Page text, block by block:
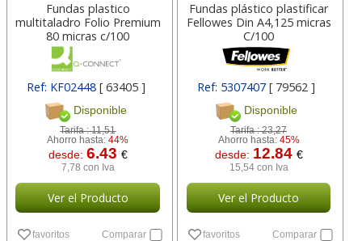
Fundas plastico
multitaladro Folio Premium
80 micras c/100
Ref: KF02448 [ 63405 ]
Disponible
Tarifa :11,51
Ahorro hasta:44%
desde: 6.43 €
7,78 con Iva
Ver el Producto
favoritos Comparar
Fundas plástico plastificar
Fellowes Din A4,125 micras
C/100
Ref: 5307407[ 79562 ]
Disponible
Tarifa :23,27
Ahorro hasta: 45%
desde: 12.84 €
15,54 con Iva
Ver el Producto
favoritos Comparar